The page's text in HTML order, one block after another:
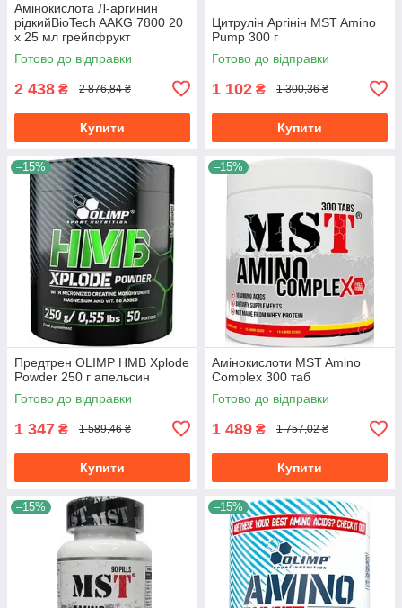
Амінокислота Л-аргинин
рідкийBioTech AAKG 7800 20
x 25 мл грейпфрукт
Готово до відправки
2 438 ₴ 2 876,84 ₴
Купити
Цитрулін Аргінін MST Amino
Pump 300 г
Готово до відправки
1 102 ₴ 1 300,36 ₴
Купити
–15%
Предтрен OLIMP HMB Xplode
Powder 250 г апельсин
Готово до відправки
1 347 ₴ 1 589,46 ₴
Купити
–15%
Амінокислоти MST Amino
Complex 300 таб
Готово до відправки
1 489 ₴ 1 757,02 ₴
Купити
–15% –15%